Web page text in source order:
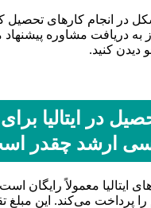
در انجام کار‌های تحصیل
به دریافت مشاوره
دیدن کنید.
در ایتالیا
ارشد چقدر
ایتالیا معمولاً رایگان